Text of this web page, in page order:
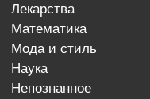
лекарства
математика
мода и стиль
наука
непознанное